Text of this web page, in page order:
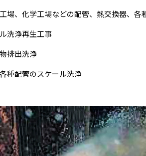
場、化学工場などの配管、熱交換器、
洗浄再生工事
排出洗浄
種配管のスケール洗浄